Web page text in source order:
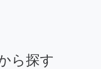
ら探す